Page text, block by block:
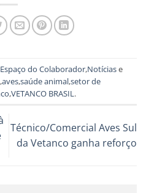
Espaço do Colaborador,Notíciase
,aves,saúde animal,setor de
,VETANCO BRASIL.
Técnico/Comercial Aves Sul
da Vetanco ganha reforço